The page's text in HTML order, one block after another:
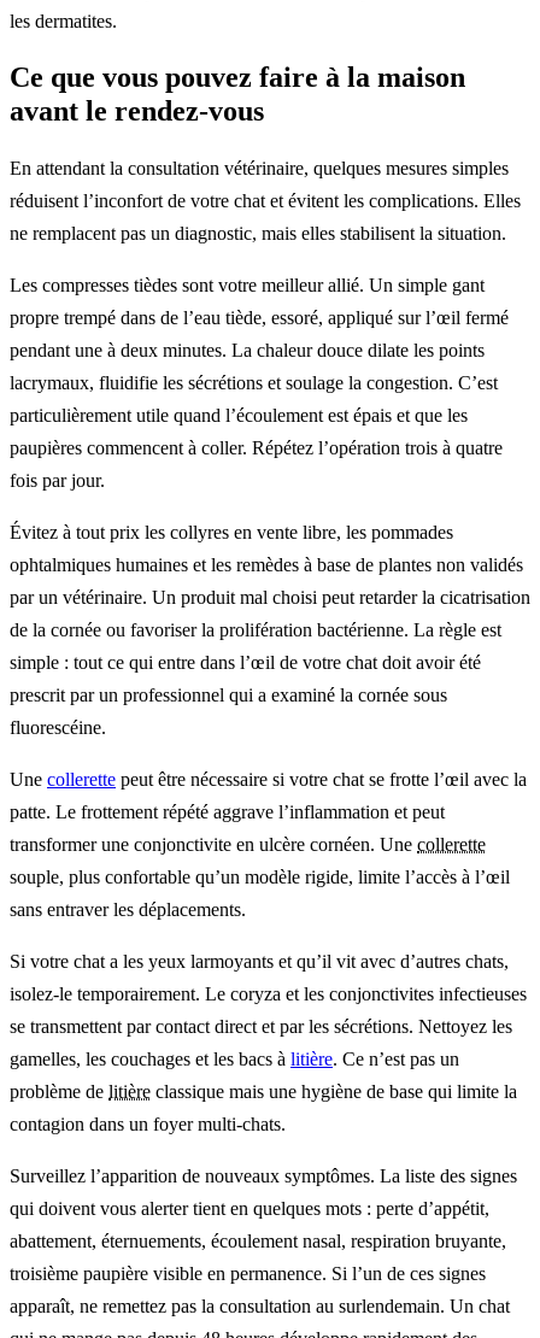
les dermatites.
Ce que vous pouvez faire à la maison
avant le rendez-vous
En attendant la consultation vétérinaire, quelques mesures simples
réduisent l’inconfort de votre chat et évitent les complications. Elles
ne remplacent pas un diagnostic, mais elles stabilisent la situation.
Les compresses tièdes sont votre meilleur allié. Un simple gant
propre trempé dans de l’eau tiède, essoré, appliqué sur l’œil fermé
pendant une à deux minutes. La chaleur douce dilate les points
lacrymaux, fluidifie les sécrétions et soulage la congestion. C’est
particulièrement utile quand l’écoulement est épais et que les
paupières commencent à coller. Répétez l’opération trois à quatre
fois par jour.
Évitez à tout prix les collyres en vente libre, les pommades
ophtalmiques humaines et les remèdes à base de plantes non validés
par un vétérinaire. Un produit mal choisi peut retarder la cicatrisation
de la cornée ou favoriser la prolifération bactérienne. La règle est
simple : tout ce qui entre dans l’œil de votre chat doit avoir été
prescrit par un professionnel qui a examiné la cornée sous
fluorescéine.
Une collerette peut être nécessaire si votre chat se frotte l’œil avec la
patte. Le frottement répété aggrave l’inflammation et peut
transformer une conjonctivite en ulcère cornéen. Une collerette
souple, plus confortable qu’un modèle rigide, limite l’accès à l’œil
sans entraver les déplacements.
Si votre chat a les yeux larmoyants et qu’il vit avec d’autres chats,
isolez-le temporairement. Le coryza et les conjonctivites infectieuses
se transmettent par contact direct et par les sécrétions. Nettoyez les
gamelles, les couchages et les bacs à litière. Ce n’est pas un
problème de litière classique mais une hygiène de base qui limite la
contagion dans un foyer multi-chats.
Surveillez l’apparition de nouveaux symptômes. La liste des signes
qui doivent vous alerter tient en quelques mots : perte d’appétit,
abattement, éternuements, écoulement nasal, respiration bruyante,
troisième paupière visible en permanence. Si l’un de ces signes
apparaît, ne remettez pas la consultation au surlendemain. Un chat